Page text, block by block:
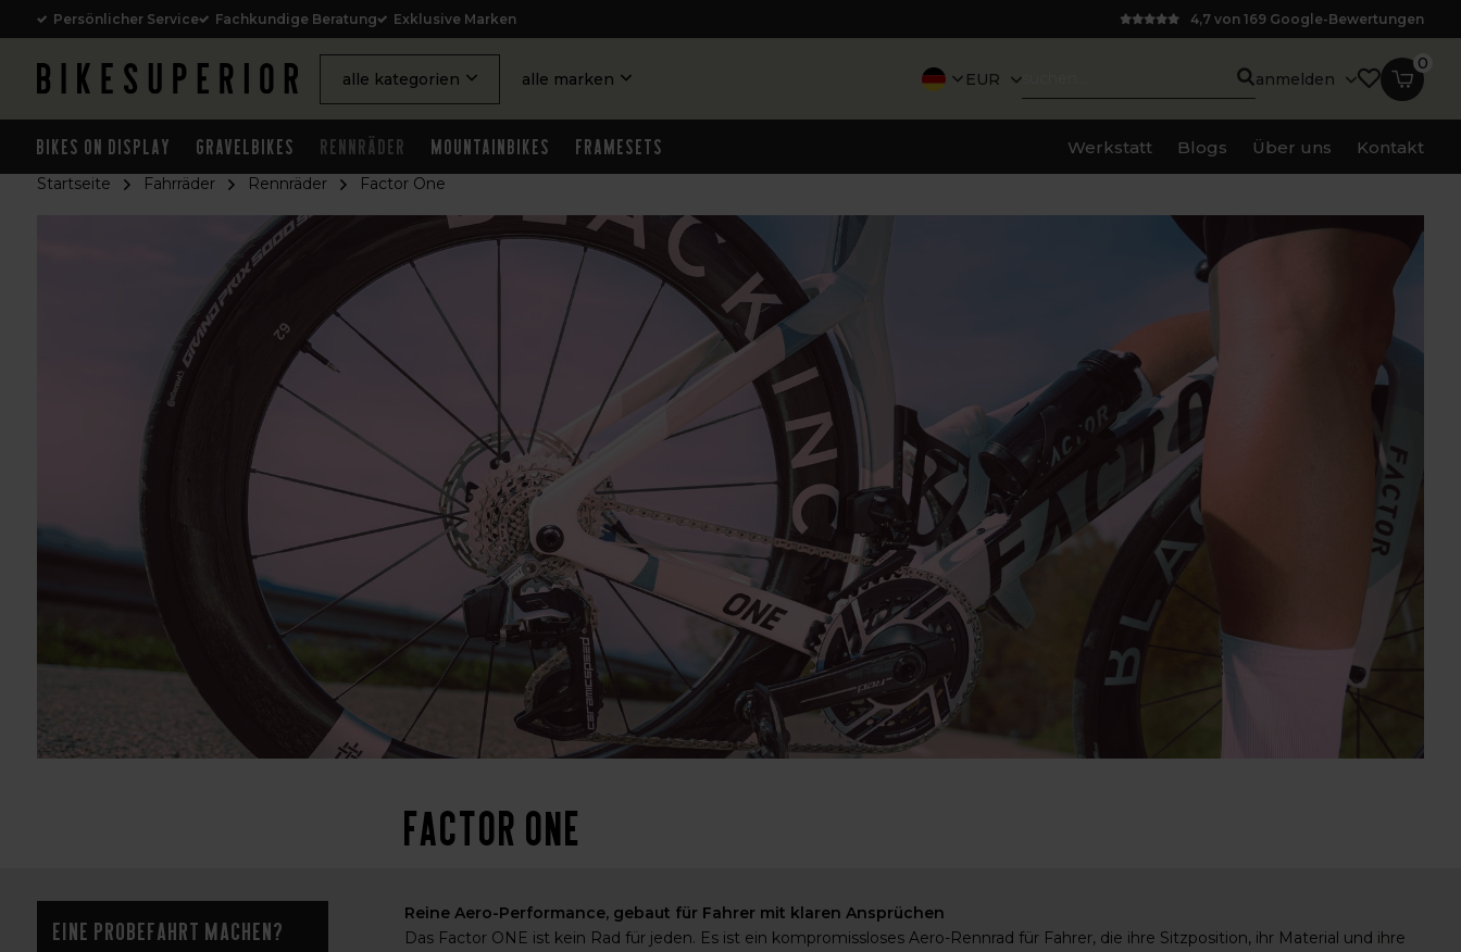
Persönlicher Service Fachkundige Beratung Exklusive Marken 4,7 von 169 Google-Bewertungen
alle kategorien alle marken EUR anmelden
0
Bikes on Display Gravelbikes Rennräder Mountainbikes Framesets Werkstatt Blogs Über uns Kontakt
Startseite Fahrräder Rennräder Factor One
Factor One
Eine Probefahrt machen?
Reine Aero-Performance, gebaut für Fahrer mit klaren Ansprüchen
Das Factor ONE ist kein Rad für jeden. Es ist ein kompromissloses Aero-Rennrad für Fahrer, die ihre Sitzposition, ihr Material und ihre